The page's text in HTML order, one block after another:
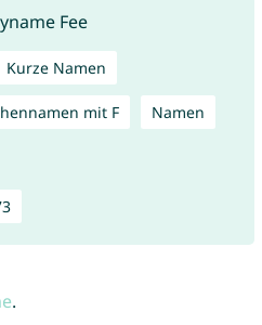
Kurze Namen
mit F Namen
.